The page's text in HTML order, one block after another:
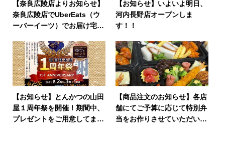
【奈良広陵店よりお知らせ】
奈良広陵店でUberEats（ウ
ーバーイーツ）でお届け宅配
【お知らせ】いよいよ明日、
河内長野店オープンしま
す！！
【お知らせ】とんかつの山田
屋１周年祭を開催！期間中、
プレゼントをご用意してます
【商品注文のお知らせ】各店
舗にてご予算に応じて特別弁
当をお作りさせていただいて